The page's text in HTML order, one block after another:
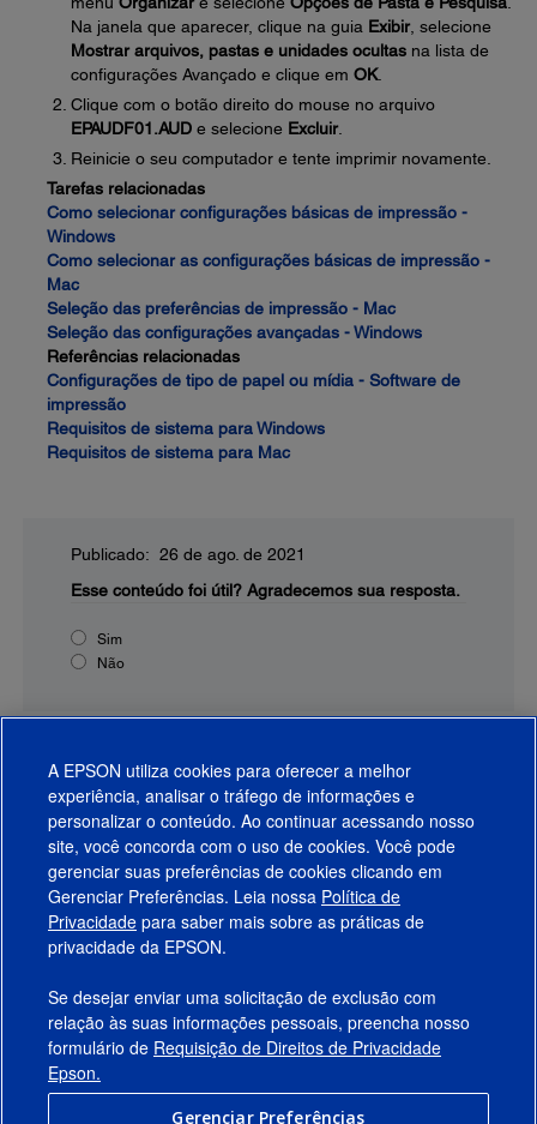
Na janela que aparecer, clique na guia Exibir, selecione
Mostrar arquivos, pastas e unidades ocultas na lista de
configurações Avançado e clique em OK.
Clique com o botão direito do mouse no arquivo
EPAUDF01.AUD e selecione Excluir.
Reinicie o seu computador e tente imprimir novamente.
Tarefas relacionadas
Como selecionar configurações básicas de impressão -
Windows
Como selecionar as configurações básicas de impressão -
Mac
Seleção das preferências de impressão - Mac
Seleção das configurações avançadas - Windows
Referências relacionadas
Configurações de tipo de papel ou mídia - Software de
impressão
Requisitos de sistema para Windows
Requisitos de sistema para Mac
Publicado: 26 de ago. de 2021
Esse conteúdo foi útil? Agradecemos sua resposta.
Sim
Não
Produtos
Suporte
Links Sugeridos
Empresa
A EPSON utiliza cookies para oferecer a melhor
experiência, analisar o tráfego de informações e
personalizar o conteúdo. Ao continuar acessando nosso
site, você concorda com o uso de cookies. Você pode
gerenciar suas preferências de cookies clicando em
Gerenciar Preferências. Leia nossa Política de
Privacidade para saber mais sobre as práticas de
privacidade da EPSON.
Se desejar enviar uma solicitação de exclusão com
relação às suas informações pessoais, preencha nosso
formulário de Requisição de Direitos de Privacidade
Epson.
Gerenciar Preferências